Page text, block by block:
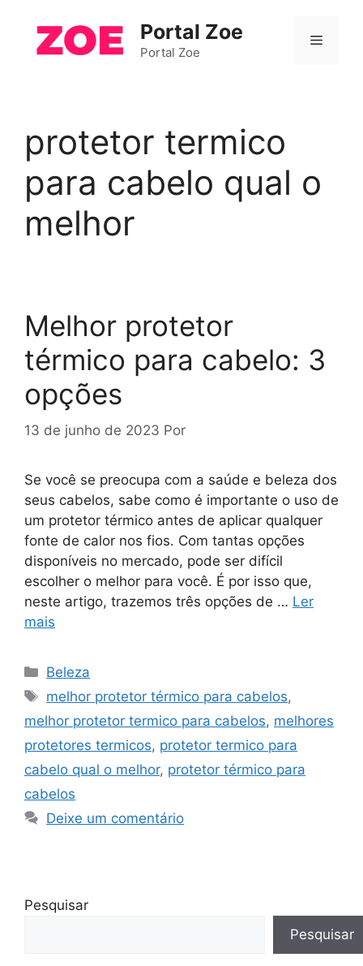
Portal Zoe
Portal Zoe
Menu
protetor termico
para cabelo qual o
melhor
Melhor protetor
térmico para cabelo: 3
opções
13 de junho de 2023 Por
Se você se preocupa com a saúde e beleza dos
seus cabelos, sabe como é importante o uso de
um protetor térmico antes de aplicar qualquer
fonte de calor nos fios. Com tantas opções
disponíveis no mercado, pode ser difícil
escolher o melhor para você. É por isso que,
neste artigo, trazemos três opções de … Ler
mais
Categorias
Beleza
Tags
melhor protetor térmico para cabelos,
melhor protetor termico para cabelos, melhores
protetores termicos, protetor termico para
cabelo qual o melhor, protetor térmico para
cabelos
Deixe um comentário
Pesquisar
Pesquisar